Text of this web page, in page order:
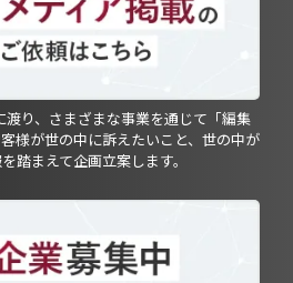
り、さまざまな事業を通じて「編集
様が世の中に訴えたいこと、世の中が
踏まえて企画立案します。